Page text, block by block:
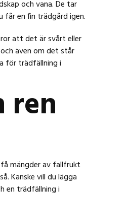
och vana. De tar
får en fin trädgård igen.
att det är svårt eller
även om det står
för trädfällning i
ren
mängder av fallfrukt
Kanske vill du lägga
en trädfällning i